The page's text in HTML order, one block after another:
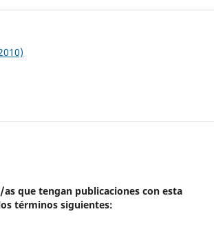
que tengan publicaciones con esta
términos siguientes: